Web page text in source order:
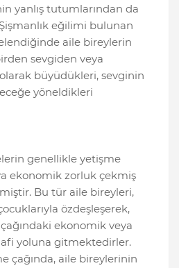
yanlış tutumlarından da
eğilimi bulunan
aile bireylerin
sevgiden veya
büyüdükleri, sevginin
yöneldikleri
genellikle yetişme
ekonomik zorluk çekmiş
Bu tür aile bireyleri,
özdeşleşerek,
ekonomik veya
yoluna gitmektedirler.
çağında, aile bireylerinin